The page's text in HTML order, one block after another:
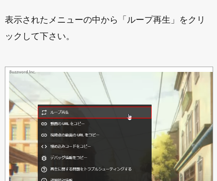
表示されたメニューの中から「ループ再生」をクリ
ックして下さい。